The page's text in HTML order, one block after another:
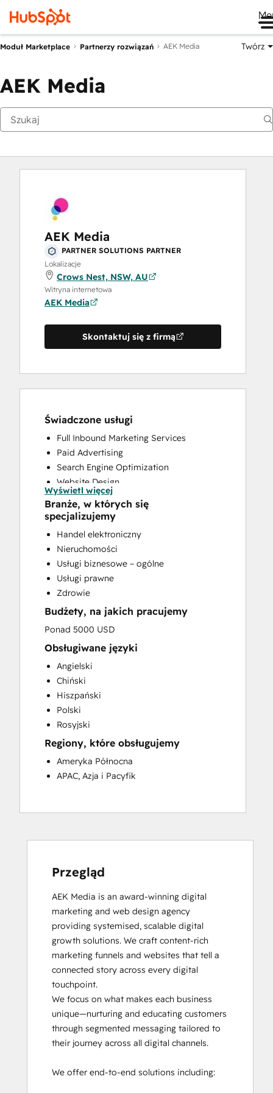
Moduł Marketplace Partnerzy rozwiązań AEK Media Twórz
AEK Media
AEK Media
PARTNER SOLUTIONS PARTNER
Lokalizacje
Crows Nest, NSW, AU
Witryna internetowa
AEK Media
Skontaktuj się z firmą
Świadczone usługi
Full Inbound Marketing Services
Paid Advertising
Search Engine Optimization
Website Design
Website Development
Wyświetl więcej
Branże, w których się
specjalizujemy
Handel elektroniczny
Nieruchomości
Usługi biznesowe – ogólne
Usługi prawne
Zdrowie
Budżety, na jakich pracujemy
Ponad 5000 USD
Obsługiwane języki
Angielski
Chiński
Hiszpański
Polski
Rosyjski
Regiony, które obsługujemy
Ameryka Północna
APAC, Azja i Pacyfik
Przegląd
AEK Media is an award-winning digital
marketing and web design agency
providing systemised, scalable digital
growth solutions. We craft content-rich
marketing funnels and websites that tell a
connected story across every digital
touchpoint.
We focus on what makes each business
unique—nurturing and educating customers
through segmented messaging tailored to
their journey across all digital channels.
We offer end-to-end solutions including: